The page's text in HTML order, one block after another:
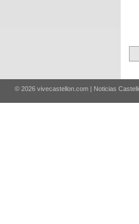
© 2026 vivecastellon.com | Noticias